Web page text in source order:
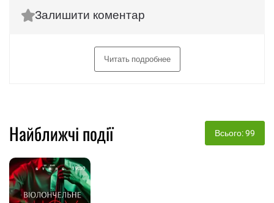
Залишити коментар
Читать подробнее
Найближчі події Всього: 99